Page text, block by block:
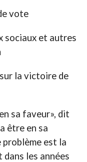
vote
sociaux et autres
la victoire de
sa faveur», dit
être en sa
problème est la
dans les années